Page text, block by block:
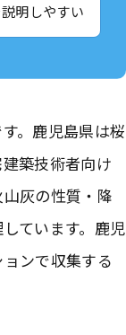
明しやすい
。鹿児島県は桜
築技術者向け
灰の性質・降
ています。鹿児
ンで収集する